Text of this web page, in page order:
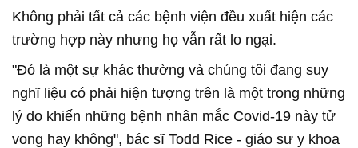
Không phải tất cả các bệnh viện đều xuất hiện các
trường hợp này nhưng họ vẫn rất lo ngại.
"Đó là một sự khác thường và chúng tôi đang suy
nghĩ liệu có phải hiện tượng trên là một trong những
lý do khiến những bệnh nhân mắc Covid-19 này tử
vong hay không", bác sĩ Todd Rice - giáo sư y khoa